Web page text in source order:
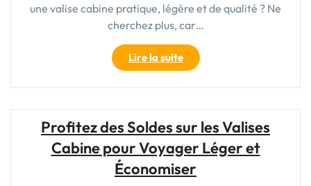
une valise cabine pratique, légère et de qualité ? Ne
cherchez plus, car…
Lire la suite"Offre
spéciale
:
les
Valises
Cabine
pour
Profitez des Soldes sur les Valises
Cabine pour Voyager Léger et
Économiser